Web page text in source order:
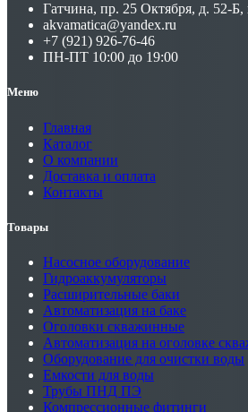
Гатчина, пр. 25 Октября, д. 52-Б,
akvamatica@yandex.ru
+7 (921) 926-76-46
ПН-ПТ 10:00 до 19:00
Меню
Главная
Каталог
О компании
Доставка и оплата
Контакты
Товары
Насосное оборудование
Гидроаккумуляторы
Расширительные баки
Автоматизация на баке
Оголовки скважинные
Автоматизация на оголовке
Оборудование для очистки воды
Емкости для воды
Трубы ПНД ПЭ
Компрессионные фитинги